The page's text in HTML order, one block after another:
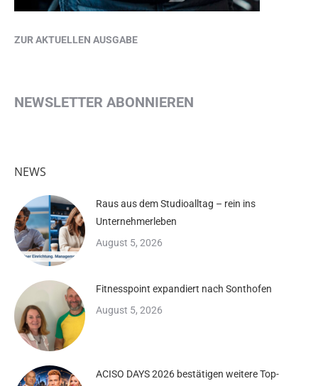
ZUR AKTUELLEN AUSGABE
NEWSLETTER ABONNIEREN
NEWS
Raus aus dem Studioalltag – rein ins
Unternehmerleben
August 5, 2026
Fitnesspoint expandiert nach Sonthofen
August 5, 2026
ACISO DAYS 2026 bestätigen weitere Top-